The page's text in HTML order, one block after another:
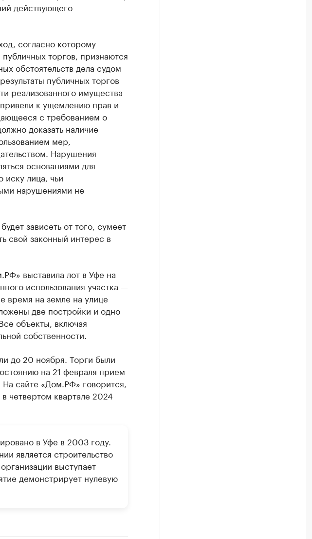
действующего
согласно которому
торгов, признаются
обстоятельств дела судом
публичных торгов
реализованного имущества
к ущемлению прав и
с требованием о
доказать наличие
мер,
Нарушения
основаниями для
иску лица, чьи
нарушениями не
зависеть от того, сумеет
свой законный интерес в
выставила лот в Уфе на
использования участка —
время на земле на улице
две постройки и одно
объекты, включая
собственности.
до 20 ноября. Торги были
на 21 февраля прием
сайте «Дом.РФ» говорится,
четвертом квартале 2024
в Уфе в 2003 году.
является строительство
выступает
демонстрирует нулевую